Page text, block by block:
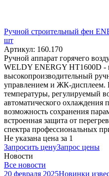
Ручной строительный фен
шт
Артикул: 160.170
Ручной аппарат горячего
WELDY ENERGY HT1600D -
высокопроизводительный
управлением и ЖК-дисплеем.
температуры, регулируемый
автоматического охлаждения
возможность сохранения
встроенная защита от
спектра профессиональных
Не указана цена за 1
Запросить ценуЗапрос цены
Новости
Все новости
20 февраля 2025Новинки